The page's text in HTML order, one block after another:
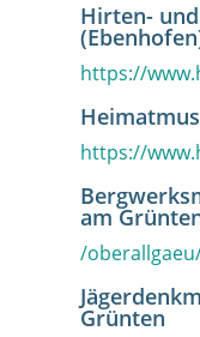
Hirten-
https://
https://
am
/
Grünten